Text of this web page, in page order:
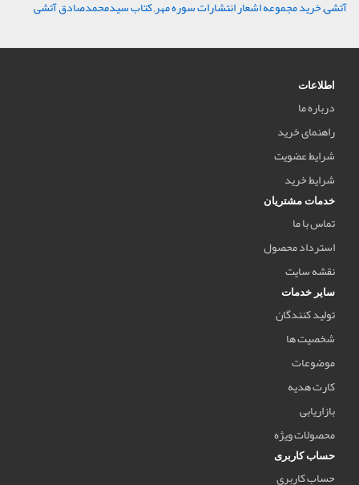
آتشی,خرید مجموعه اشعار انتشارات سوره مهر,کتاب سیدمحمدصادق آتشی
اطلاعات
درباره ما
راهنمای خرید
شرایط عضویت
شرایط خرید
خدمات مشتریان
تماس با ما
استرداد محصول
نقشه سایت
سایر خدمات
تولید کنندگان
شخصیت ها
موضوعات
کارت هدیه
بازاریابی
محصولات ویژه
حساب کاربری
حساب کاربری